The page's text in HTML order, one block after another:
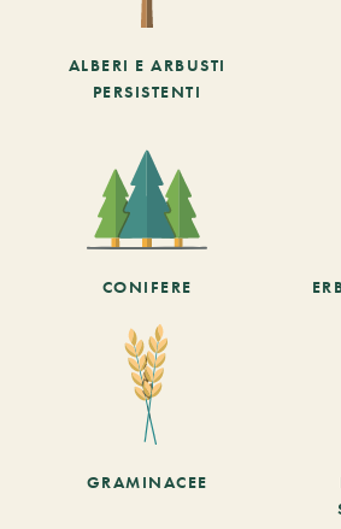
ALBERI E ARBUSTI
PERSISTENTI
CONIFERE
GRAMINACEE